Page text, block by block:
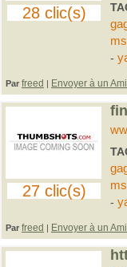
28 clic(s)
-
Par freed | Envoyer à un
27 clic(s)
-
Par freed | Envoyer à un